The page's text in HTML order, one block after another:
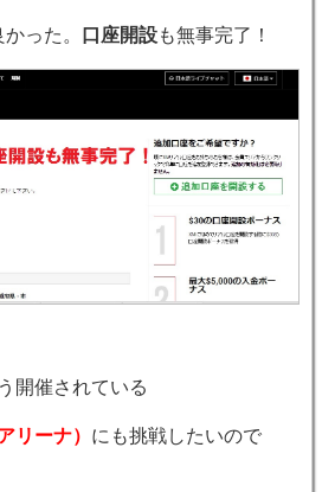
った。 口座開設も無事完了！
開催されている
リーナ） にも挑戦したいので